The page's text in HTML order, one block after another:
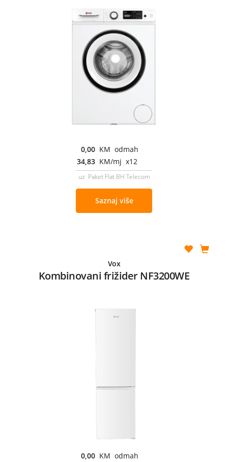
0,00 KM odmah
34,83 KM/mj x12
uz Paket Flat BH Telecom
Saznaj više
Vox
Kombinovani frižider NF3200WE
0,00 KM odmah